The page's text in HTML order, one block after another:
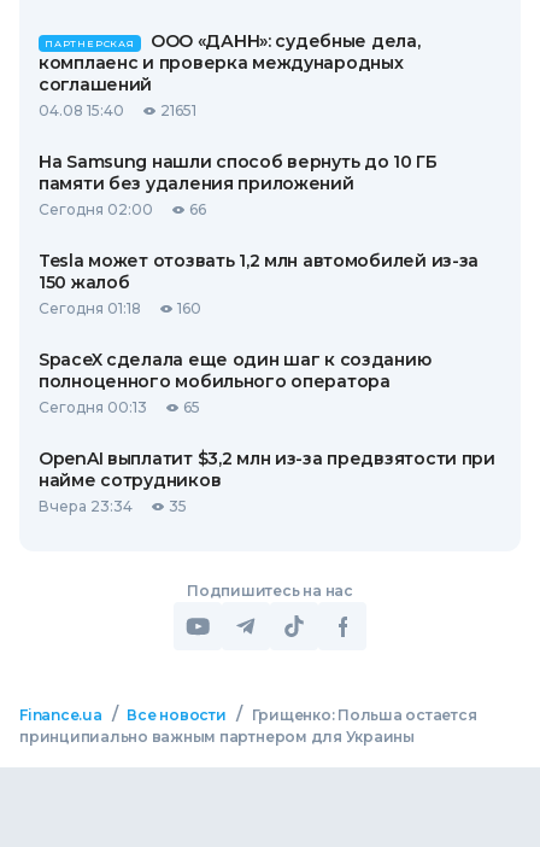
ПАРТНЕРСКАЯ
ООО «ДАНН»: судебные дела,
комплаенс и проверка международных
соглашений
04.08 15:40 21651
На Samsung нашли способ вернуть до 10 ГБ
памяти без удаления приложений
Сегодня 02:00 66
Tesla может отозвать 1,2 млн автомобилей из-за
150 жалоб
Сегодня 01:18 160
SpaceX сделала еще один шаг к созданию
полноценного мобильного оператора
Сегодня 00:13 65
OpenAI выплатит $3,2 млн из-за предвзятости при
найме сотрудников
Вчера 23:34 35
Подпишитесь на нас
Finance.ua / Все новости /
Грищенко: Польша остается
принципиально важным партнером для Украины